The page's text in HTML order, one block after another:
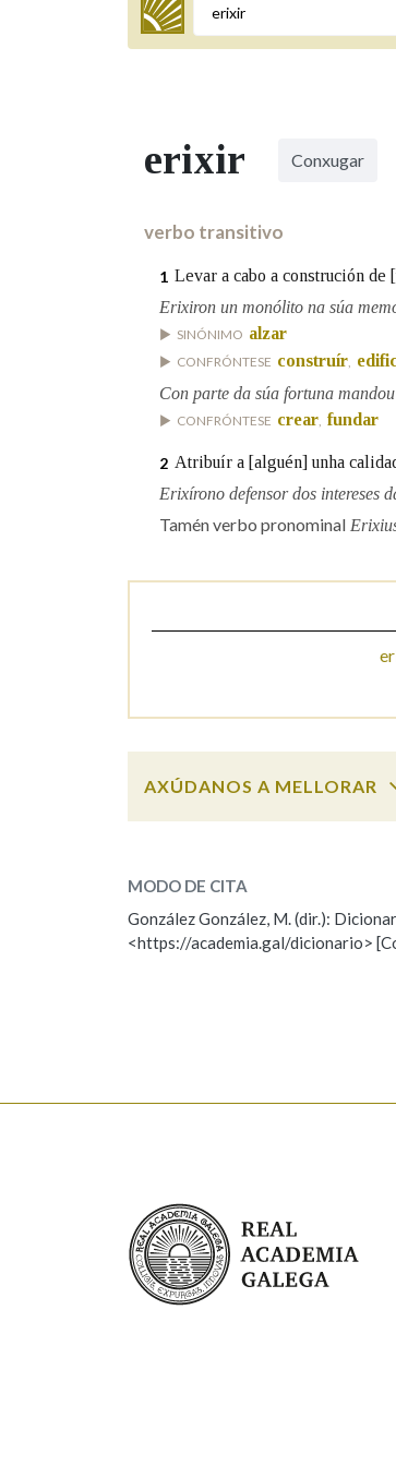
Termo a buscar
BUSCAR NOS LEMAS
Remata por
Contén
OUTRAS OPCIÓNS DE
Marcas gramaticais
erixir Conxugar
verbo transitivo
1 Levar a cabo a construción de
Erixiron un monólito na súa
SINÓNIMO alzar
CONFRÓNTESE construír,
Con parte da súa fortuna
CONFRÓNTESE crear, fundar
2 Atribuír a [alguén] unha
Erixírono defensor dos intereses
Tamén verbo pronominal
AXÚDANOS A MELLORAR
ESCOLLE UNHA OPCIÓN:
Observación Hai un
Comentario
MODO DE CITA
González González, M. (dir.):
<https://academia.gal/dicionario>
Real Academia Galega